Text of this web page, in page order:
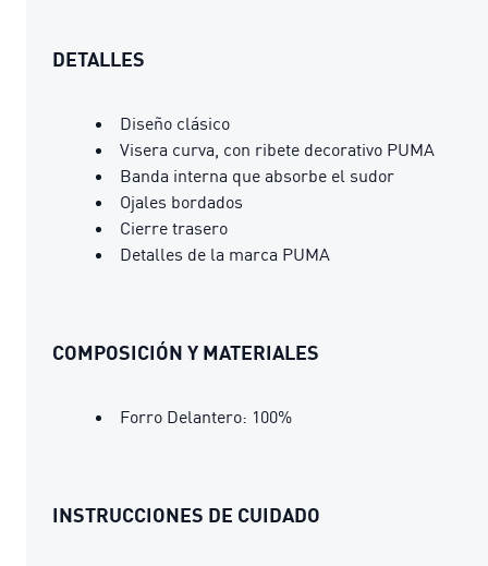
DETALLES
Diseño clásico
Visera curva, con ribete decorativo PUMA
Banda interna que absorbe el sudor
Ojales bordados
Cierre trasero
Detalles de la marca PUMA
COMPOSICIÓN Y MATERIALES
Forro Delantero: 100%
INSTRUCCIONES DE CUIDADO